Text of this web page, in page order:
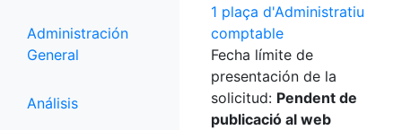
Administración
General
Análisis
1 plaça d'Administratiu
comptable
Fecha límite de
presentación de la
solicitud: Pendent de
publicació al web